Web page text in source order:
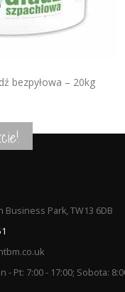
bezpyłowa – 20kg
Business Park, TW13 6DB
- Pt: 7:00 - 17:00; Sobota: